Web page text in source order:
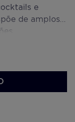
e
de amplos